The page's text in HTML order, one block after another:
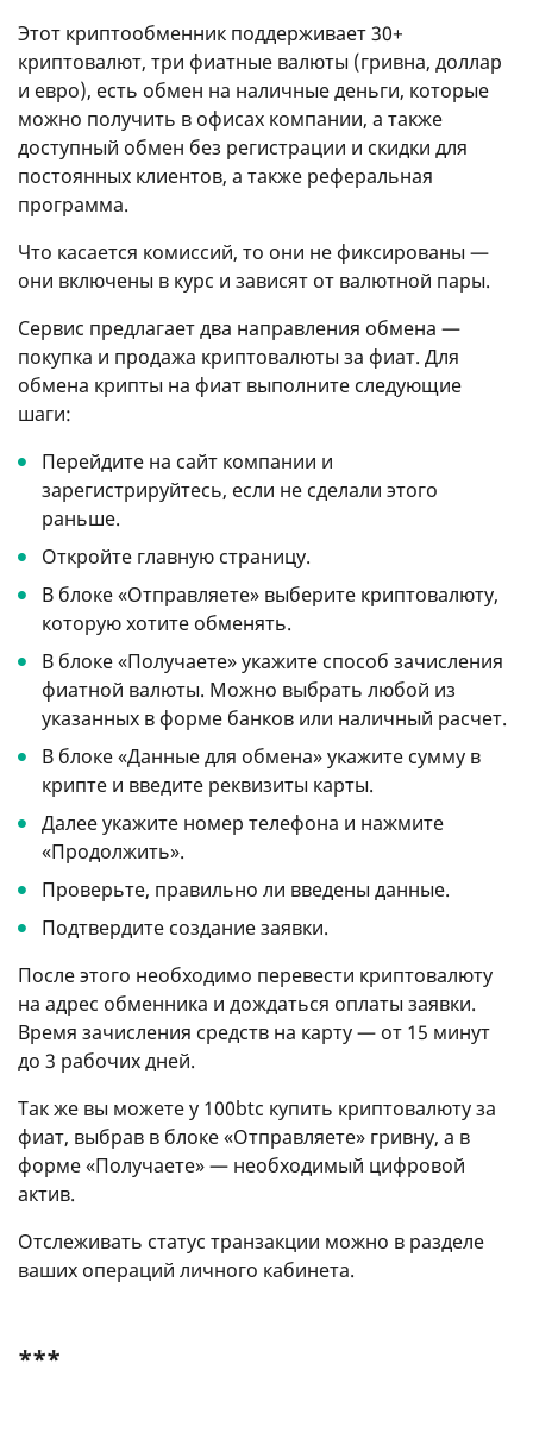
Этот криптообменник поддерживает 30+
криптовалют, три фиатные валюты (гривна, доллар
и евро), есть обмен на наличные деньги, которые
можно получить в офисах компании, а также
доступный обмен без регистрации и скидки для
постоянных клиентов, а также реферальная
программа.
Что касается комиссий, то они не фиксированы —
они включены в курс и зависят от валютной пары.
Сервис предлагает два направления обмена —
покупка и продажа криптовалюты за фиат. Для
обмена крипты на фиат выполните следующие
шаги:
Перейдите на сайт компании и
зарегистрируйтесь, если не сделали этого
раньше.
Откройте главную страницу.
В блоке «Отправляете» выберите криптовалюту,
которую хотите обменять.
В блоке «Получаете» укажите способ зачисления
фиатной валюты. Можно выбрать любой из
указанных в форме банков или наличный расчет.
В блоке «Данные для обмена» укажите сумму в
крипте и введите реквизиты карты.
Далее укажите номер телефона и нажмите
«Продолжить».
Проверьте, правильно ли введены данные.
Подтвердите создание заявки.
После этого необходимо перевести криптовалюту
на адрес обменника и дождаться оплаты заявки.
Время зачисления средств на карту — от 15 минут
до 3 рабочих дней.
Так же вы можете у 100btc купить криптовалюту за
фиат, выбрав в блоке «Отправляете» гривну, а в
форме «Получаете» — необходимый цифровой
актив.
Отслеживать статус транзакции можно в разделе
ваших операций личного кабинета.
***